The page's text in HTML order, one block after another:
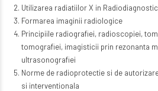
Utilizarea radiatiilor X in Radiodiagnostic
Formarea imaginii radiologice
Principiile radiografiei, radioscopiei,
tomografiei, imagisticii prin rezonanta
ultrasonografiei
Norme de radioprotectie si de
si interventionala